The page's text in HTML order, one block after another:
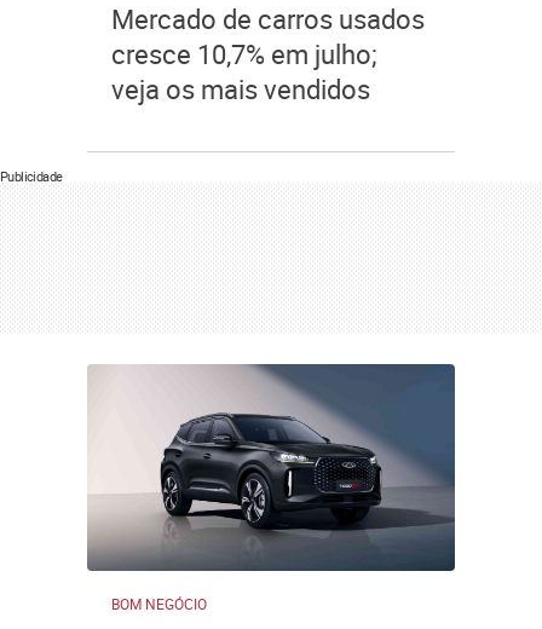
Mercado de carros usados
cresce 10,7% em julho;
veja os mais vendidos
Publicidade
BOM NEGÓCIO